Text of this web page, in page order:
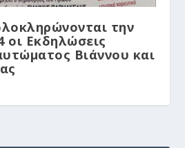
την
οι Εκδηλώσεις
Βιάννου και